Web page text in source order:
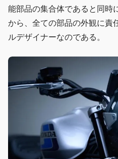
能部品の集合体であると同時
から、全ての部品の外観に責
ルデザイナーなのである。